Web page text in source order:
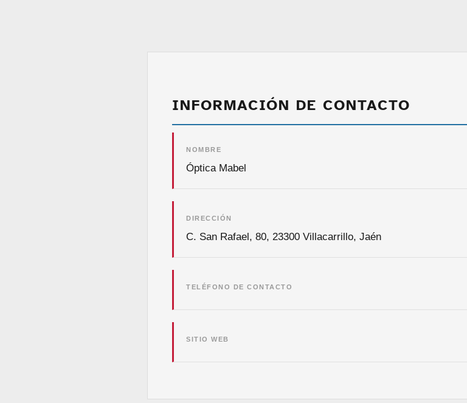
INFORMACIÓN DE CONTACTO
NOMBRE
Óptica Mabel
DIRECCIÓN
C. San Rafael, 80, 23300 Villacarrillo, Jaén
TELÉFONO DE CONTACTO
SITIO WEB